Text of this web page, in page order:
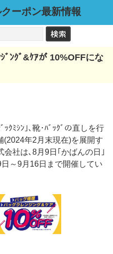
ーポン最新情報
ﾞﾝｸﾞ&ｹｱが 10%OFFにな
ｸﾐｼﾝ｣､靴･ﾊﾞｯｸﾞの直しを行
(2024年2月末現在)を展開す
会社は､8月9日｢かばんの日｣
日～9月16日まで開催してい